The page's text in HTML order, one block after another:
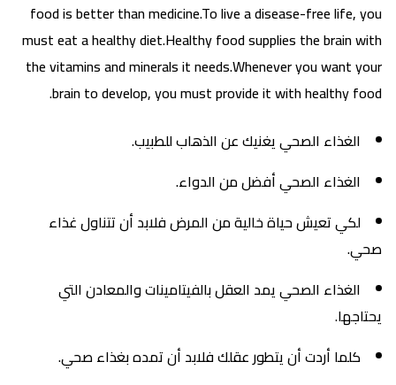
food is better than medicine.To live a disease-free life, you
must eat a healthy diet.Healthy food supplies the brain with
the vitamins and minerals it needs.Whenever you want your
brain to develop, you must provide it with healthy food.
الغذاء الصحي يغنيك عن الذهاب للطبيب.
الغذاء الصحي أفضل من الدواء.
لكي تعيش حياة خالية من المرض فلابد أن تتناول غذاء
صحي.
الغذاء الصحي يمد العقل بالفيتامينات والمعادن التي
يحتاجها.
كلما أردت أن يتطور عقلك فلابد أن تمده بغذاء صحي.